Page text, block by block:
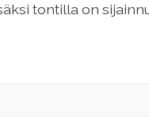
tontilla on